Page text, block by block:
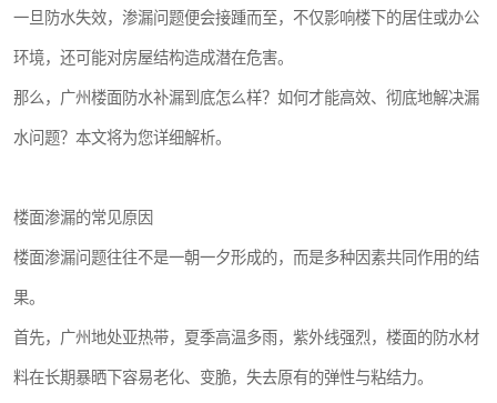
一旦防水失效，渗漏问题便会接踵而至，不仅影响楼下的居住或办公
环境，还可能对房屋结构造成潜在危害。
那么，广州楼面防水补漏到底怎么样？如何才能高效、彻底地解决漏
水问题？本文将为您详细解析。
楼面渗漏的常见原因
楼面渗漏问题往往不是一朝一夕形成的，而是多种因素共同作用的结
果。
首先，广州地处亚热带，夏季高温多雨，紫外线强烈，楼面的防水材
料在长期暴晒下容易老化、变脆，失去原有的弹性与粘结力。